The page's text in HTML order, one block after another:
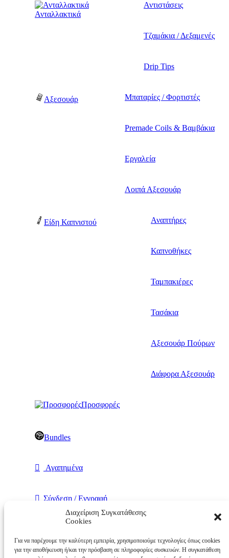
Διαχείριση Συγκατάθεσης
Cookies
Για να παρέχουμε την καλύτερη εμπειρία, χρησιμοποιούμε τεχνολογίες όπως cookies
για την αποθήκευση ή/και την πρόσβαση σε πληροφορίες συσκευών. Η συγκατάθεση
Ανταλλακτικά
Αντιστάσεις
Τζαμάκια / Δεξαμενές
Drip Tips
Αξεσουάρ Μπαταρίες / Φορτιστές
Premade Coils & Βαμβάκια
Εργαλεία
Λοιπά Αξεσουάρ
Είδη Καπνιστού Αναπτήρες
Καπνοθήκες
Ταμπακιέρες
Τασάκια
Αξεσουάρ Πούρων
Διάφορα Αξεσουάρ
Προσφορές
Bundles
Αγαπημένα
Σύνδεση / Εγγραφή
Καλάθι Αγορών Κλείσιμο